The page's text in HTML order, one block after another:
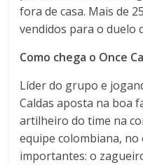
fora de casa. Mais de
vendidos para o duelo
Como chega o Once
Líder do grupo e
Caldas aposta na boa
artilheiro do time na
equipe colombiana,
importantes: o